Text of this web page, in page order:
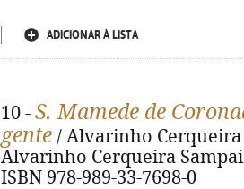
ADICIONAR À LISTA
10 - S. Mamede de
gente / Alvarinho Cerqueira
Alvarinho Cerqueira
ISBN 978-989-33-7698-0